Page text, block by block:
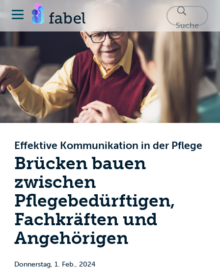
Suche
Effektive Kommunikation in der Pflege
Brücken bauen
zwischen
Pflegebedürftigen,
Fachkräften und
Angehörigen
Donnerstag, 1. Feb., 2024